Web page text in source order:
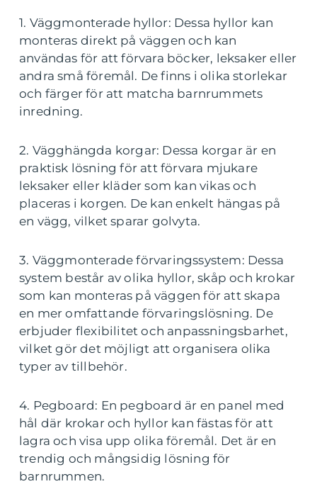
1. Väggmonterade hyllor: Dessa hyllor kan
monteras direkt på väggen och kan
användas för att förvara böcker, leksaker eller
andra små föremål. De finns i olika storlekar
och färger för att matcha barnrummets
inredning.
2. Vägghängda korgar: Dessa korgar är en
praktisk lösning för att förvara mjukare
leksaker eller kläder som kan vikas och
placeras i korgen. De kan enkelt hängas på
en vägg, vilket sparar golvyta.
3. Väggmonterade förvaringssystem: Dessa
system består av olika hyllor, skåp och krokar
som kan monteras på väggen för att skapa
en mer omfattande förvaringslösning. De
erbjuder flexibilitet och anpassningsbarhet,
vilket gör det möjligt att organisera olika
typer av tillbehör.
4. Pegboard: En pegboard är en panel med
hål där krokar och hyllor kan fästas för att
lagra och visa upp olika föremål. Det är en
trendig och mångsidig lösning för
barnrummen.